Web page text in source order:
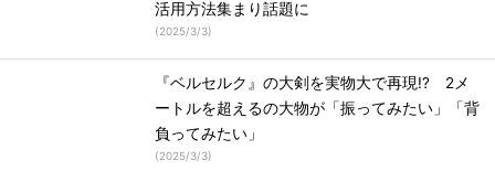
活用方法集まり話題に
(2025/3/3)
『ベルセルク』の大剣を実物大で再現!? 2メ
ートルを超えるの大物が「振ってみたい」「背
負ってみたい」
(2025/3/3)